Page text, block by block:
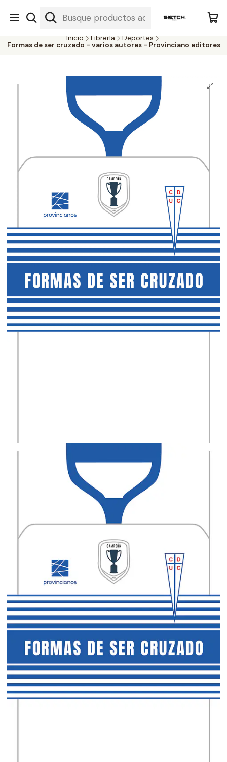
Nuestra librería - Serrano 317 local 3 - Limache.
#SomospartedelSietch
Inicio Librería
Deportes
Formas de ser cruzado - varios autores - Provinciano editores